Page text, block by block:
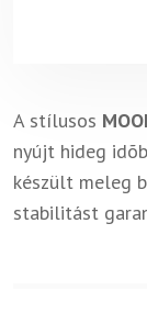
A stílusos
nyújt hideg
készült meleg
stabilitást